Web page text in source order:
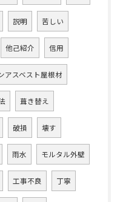
説明 苦しい
他己紹介 信用
アスベスト屋根材
葺き替え
破損 壊す
雨水 モルタル外壁
工事不良 丁寧